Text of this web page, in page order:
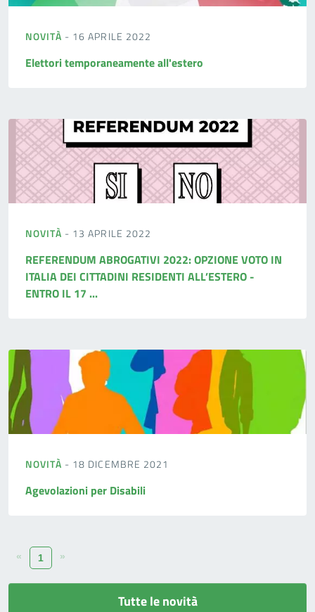
NOVITÀ - 16 APRILE 2022
Elettori temporaneamente all'estero
NOVITÀ - 13 APRILE 2022
REFERENDUM ABROGATIVI 2022: OPZIONE VOTO IN
ITALIA DEI CITTADINI RESIDENTI ALL’ESTERO -
ENTRO IL 17 ...
NOVITÀ - 18 DICEMBRE 2021
Agevolazioni per Disabili
« 1 »
Tutte le novità